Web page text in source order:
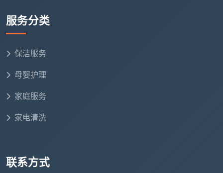
死水区积灰难除
家用吸尘器难以彻底吸净吊顶凹槽、空调回风口四周
灰。
窗框凹槽颗粒损毁五金
轨道，如果不做专业剔除而直接滑动窗扇，极易造成
漆膜。自助开荒因缺乏分辨力，常常是“洗完胶印留
下一片哑光疤”。
服务分类
保洁服务
母婴护理
家庭服务
家电清洗
联系方式